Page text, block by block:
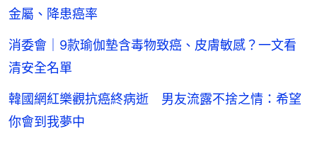
金屬、降患癌率
消委會｜9款瑜伽墊含毒物致癌、皮膚敏感？一文看
清安全名單
韓國網紅樂觀抗癌終病逝 男友流露不捨之情：希望
你會到我夢中